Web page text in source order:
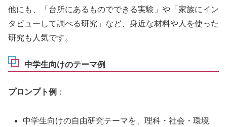
他にも、「台所にあるものでできる実験」や「家族にイン
タビューして調べる研究」など、身近な材料や人を使った
研究も人気です。
中学生向けのテーマ例
プロンプト例 ：
中学生向けの自由研究テーマを、理科・社会・環境